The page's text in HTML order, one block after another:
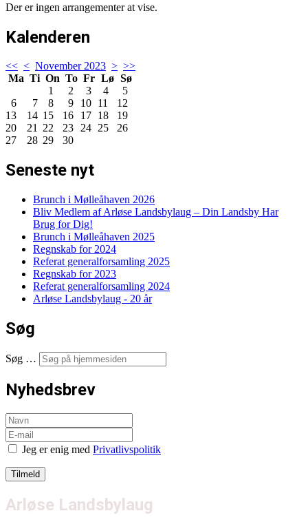
Der er ingen arrangementer at vise.
Kalenderen
<< < November 2023 > >>
Ma Ti On To Fr Lø Sø
1
2 3 4
5
6
7 8 9 10 11
12
13
14 15 16 17 18
19
20
21 22 23 24 25
26
27
28 29 30
Seneste nyt
Brunch i Mølleåhaven 2026
Bliv Medlem af Arløse Landsbylaug – Din Landsby Har
Brug for Dig!
Brunch i Mølleåhaven 2025
Regnskab for 2024
Referat generalforsamling 2025
Regnskab for 2023
Referat generalforsamling 2024
Arløse Landsbylaug - 20 år
Søg
Søg …
Nyhedsbrev
Jeg er enig med Privatlivspolitik
Arløse Landsbylaug